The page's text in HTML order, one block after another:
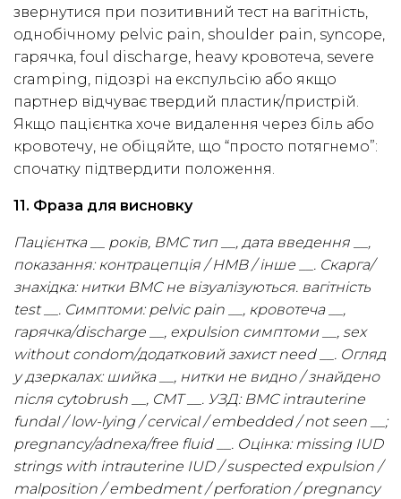
звернутися при позитивний тест на вагітність,
однобічному pelvic pain, shoulder pain, syncope,
гарячка, foul discharge, heavy кровотеча, severe
cramping, підозрі на експульсію або якщо
партнер відчуває твердий пластик/пристрій.
Якщо пацієнтка хоче видалення через біль або
кровотечу, не обіцяйте, що “просто потягнемо”:
спочатку підтвердити положення.
11. Фраза для висновку
Пацієнтка __ років, ВМС тип __, дата введення __,
показання: контрацепція / HMB / інше __. Скарга/
знахідка: нитки ВМС не візуалізуються. вагітність
test __. Симптоми: pelvic pain __, кровотеча __,
гарячка/discharge __, expulsion симптоми __, sex
without condom/додатковий захист need __. Огляд
у дзеркалах: шийка __, нитки не видно / знайдено
після cytobrush __, CMT __. УЗД: ВМС intrauterine
fundal / low-lying / cervical / embedded / not seen __;
pregnancy/adnexa/free fluid __. Оцінка: missing IUD
strings with intrauterine IUD / suspected expulsion /
malposition / embedment / perforation / pregnancy